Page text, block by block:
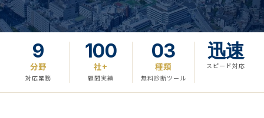
9
分野
対応業務
100
社+
顧問実績
03
種類
無料診断ツール
迅速
スピード対応